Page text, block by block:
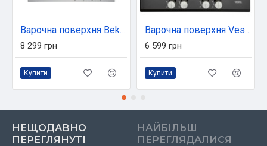
Варочна поверхня Beko HIAW 64225 SX (HIAW64225SX)
8 299 грн
Купити
Варочна поверхня Vestel AOB-6024C
6 599 грн
Купити
НЕЩОДАВНО
ПЕРЕГЛЯНУТІ
НАЙБІЛЬШ
ПЕРЕГЛЯДАЛИСЯ